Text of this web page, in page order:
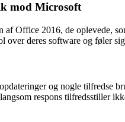
mod Microsoft
af Office 2016, de oplevede,
deres software og føler
og nogle tilfredse
respons tilfredsstiller